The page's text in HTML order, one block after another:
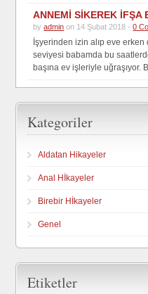
ANNEMİ SİKEREK İFŞA
byadmin on 14 Şubat 2018 -0
İşyerinden izin alıp eve
seviyesi babamda bu
başına ev işleriyle uğraşıyor.
Kategoriler
Aldatan Hikayeler
Anal Hİkayeler
Birebir Hİkayeler
Genel
Etiketler